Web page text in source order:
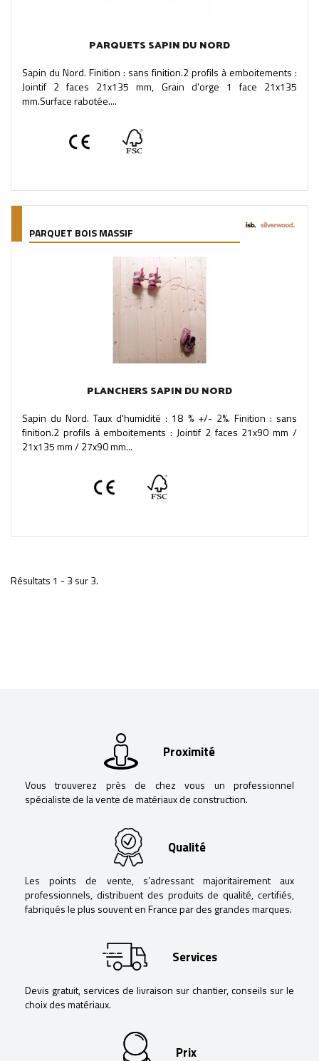
PARQUETS SAPIN DU NORD
Sapin du Nord. Finition : sans finition.2 profils à emboitements :
Jointif 2 faces 21x135 mm, Grain d'orge 1 face 21x135
mm.Surface rabotée....
PARQUET BOIS MASSIF
PLANCHERS SAPIN DU NORD
Sapin du Nord. Taux d'humidité : 18 % +/- 2%. Finition : sans
finition.2 profils à emboitements : Jointif 2 faces 21x90 mm /
21x135 mm / 27x90 mm...
Résultats 1 - 3 sur 3.
Proximité
Vous trouverez près de chez vous un professionnel
spécialiste de la vente de matériaux de construction.
Qualité
Les points de vente, s’adressant majoritairement aux
professionnels, distribuent des produits de qualité, certifiés,
fabriqués le plus souvent en France par des grandes marques.
Services
Devis gratuit, services de livraison sur chantier, conseils sur le
choix des matériaux.
Prix